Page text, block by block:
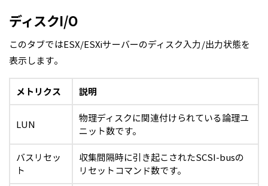
ディスクI/O
このタブではESX/ESXiサーバーのディスク入力/出力状態を
表示します。
メトリクス 説明
LUN
物理ディスクに関連付けられている論理ユ
ニット数です。
バスリセッ
ト
収集間隔時に引き起こされたSCSI-busの
リセットコマンド数です。